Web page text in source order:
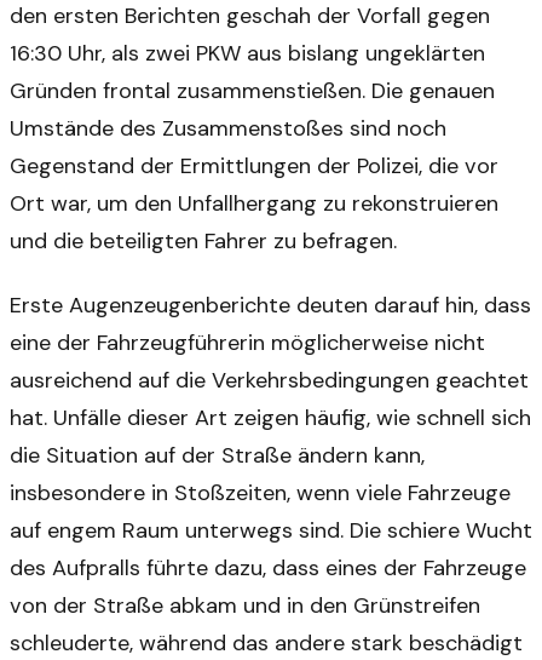
den ersten Berichten geschah der Vorfall gegen
16:30 Uhr, als zwei PKW aus bislang ungeklärten
Gründen frontal zusammenstießen. Die genauen
Umstände des Zusammenstoßes sind noch
Gegenstand der Ermittlungen der Polizei, die vor
Ort war, um den Unfallhergang zu rekonstruieren
und die beteiligten Fahrer zu befragen.
Erste Augenzeugenberichte deuten darauf hin, dass
eine der Fahrzeugführerin möglicherweise nicht
ausreichend auf die Verkehrsbedingungen geachtet
hat. Unfälle dieser Art zeigen häufig, wie schnell sich
die Situation auf der Straße ändern kann,
insbesondere in Stoßzeiten, wenn viele Fahrzeuge
auf engem Raum unterwegs sind. Die schiere Wucht
des Aufpralls führte dazu, dass eines der Fahrzeuge
von der Straße abkam und in den Grünstreifen
schleuderte, während das andere stark beschädigt